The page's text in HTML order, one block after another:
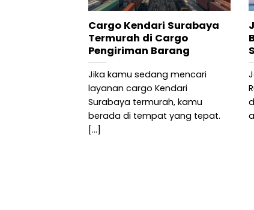
Cargo Kendari Surabaya
Termurah di Cargo
Pengiriman Barang
Jika kamu sedang mencari
layanan cargo Kendari
Surabaya termurah, kamu
berada di tempat yang tepat.
[...]